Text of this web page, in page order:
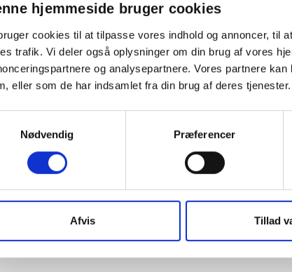
hjemmeside bruger cookies
cookies til at tilpasse vores indhold og annoncer, til
trafik. Vi deler også oplysninger om din brug af vores
og analysepartnere. Vores partnere
eller som de har indsamlet fra din brug af deres tjenester.
Nødvendig
Præferencer
Afvis Tillad
materiale: Massiv eg
(HxBxD) 1090 x 2240 x 630 mm
450 mm
16139
Anders Ekegren